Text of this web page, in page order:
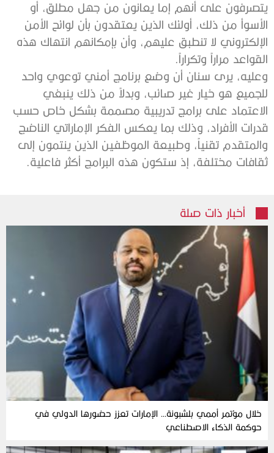
يتصرفون على أنهم إما يعانون من جهل مطلق، أو
الأسوأ من ذلك، أولئك الذين يعتقدون بأن لوائح الأمن
الإلكتروني لا تنطبق عليهم، وأن بإمكانهم انتهاك هذه
القواعد مراراً وتكراراً.
وعليه، يرى سنان أن وضع برنامج أمني توعوي واحد
للجميع هو خيار غير صائب، وبدلاً من ذلك ينبغي
الاعتماد على برامج تدريبية مصممة بشكل خاص حسب
قدرات الأفراد، وذلك بما يعكس الفكر الإماراتي الناضج
والمتقدم تقنياً، وطبيعة الموظفين الذين ينتمون إلى
ثقافات مختلفة، إذ ستكون هذه البرامج أكثر فاعلية.
أخبار ذات صلة
خلال مؤتمر أممي بلشبونة… الإمارات تعزز حضورها الدولي في
حوكمة الذكاء الاصطناعي